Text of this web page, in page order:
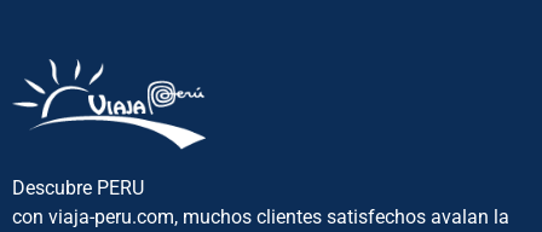
Descubre PERU
con viaja-peru.com, muchos clientes satisfechos avalan la